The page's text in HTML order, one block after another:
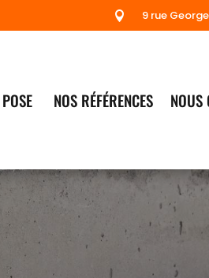
 9 rue
NOS RÉFÉRENCES NOUS